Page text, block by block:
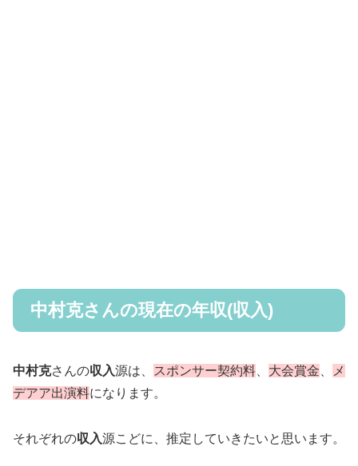
中村克さんの現在の年収(収入)
中村克さんの収入源は、 スポンサー契約料 大会賞金
メ
デアア出演料になります。
それぞれの収入源こどに、推定していきたいと思います。